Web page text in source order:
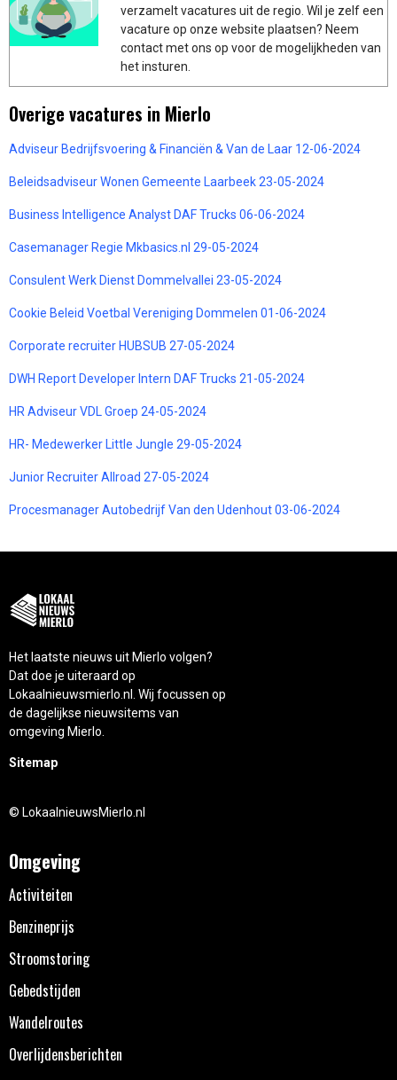
verzamelt vacatures uit de regio. Wil je zelf een
vacature op onze website plaatsen? Neem
contact met ons op voor de mogelijkheden van
het insturen.
Overige vacatures in Mierlo
Adviseur Bedrijfsvoering & Financiën & Van de Laar 12-06-2024
Beleidsadviseur Wonen Gemeente Laarbeek 23-05-2024
Business Intelligence Analyst DAF Trucks 06-06-2024
Casemanager Regie Mkbasics.nl 29-05-2024
Consulent Werk Dienst Dommelvallei 23-05-2024
Cookie Beleid Voetbal Vereniging Dommelen 01-06-2024
Corporate recruiter HUBSUB 27-05-2024
DWH Report Developer Intern DAF Trucks 21-05-2024
HR Adviseur VDL Groep 24-05-2024
HR- Medewerker Little Jungle 29-05-2024
Junior Recruiter Allroad 27-05-2024
Procesmanager Autobedrijf Van den Udenhout 03-06-2024
Het laatste nieuws uit Mierlo volgen?
Dat doe je uiteraard op
Lokaalnieuwsmierlo.nl. Wij focussen op
de dagelijkse nieuwsitems van
omgeving Mierlo.
Sitemap
© LokaalnieuwsMierlo.nl
Omgeving
Activiteiten
Benzineprijs
Stroomstoring
Gebedstijden
Wandelroutes
Overlijdensberichten